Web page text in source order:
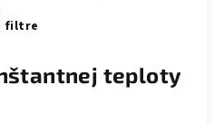
filtre
teploty